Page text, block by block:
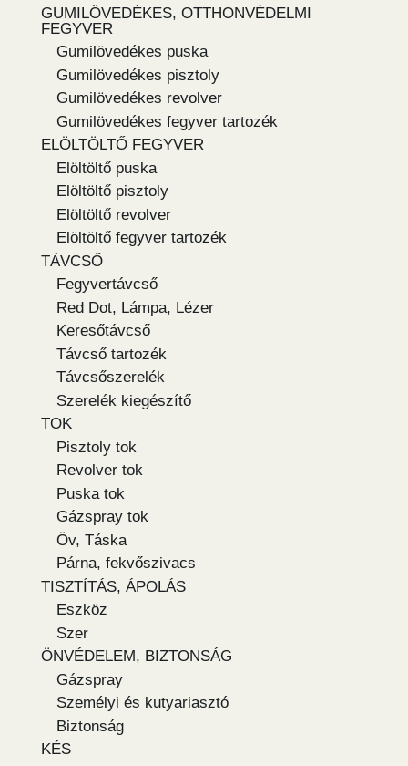
GUMILÖVEDÉKES, OTTHONVÉDELMI
FEGYVER
Gumilövedékes puska
Gumilövedékes pisztoly
Gumilövedékes revolver
Gumilövedékes fegyver tartozék
ELÖLTÖLTŐ FEGYVER
Elöltöltő puska
Elöltöltő pisztoly
Elöltöltő revolver
Elöltöltő fegyver tartozék
TÁVCSŐ
Fegyvertávcső
Red Dot, Lámpa, Lézer
Keresőtávcső
Távcső tartozék
Távcsőszerelék
Szerelék kiegészítő
TOK
Pisztoly tok
Revolver tok
Puska tok
Gázspray tok
Öv, Táska
Párna, fekvőszivacs
TISZTÍTÁS, ÁPOLÁS
Eszköz
Szer
ÖNVÉDELEM, BIZTONSÁG
Gázspray
Személyi és kutyariasztó
Biztonság
KÉS